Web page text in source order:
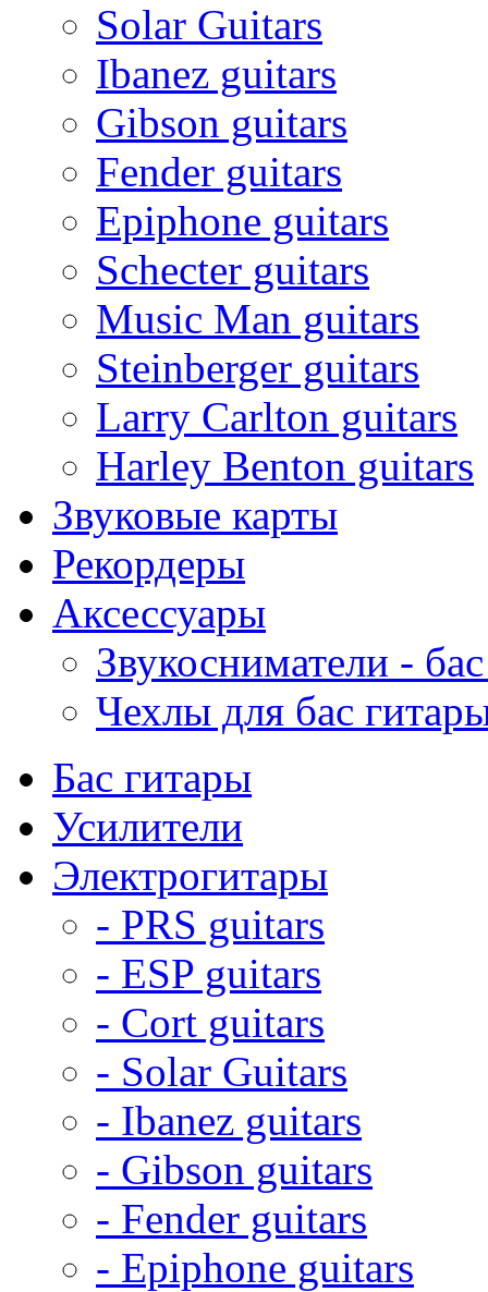
Solar Guitars
Ibanez guitars
Gibson guitars
Fender guitars
Epiphone guitars
Schecter guitars
Music Man guitars
Steinberger guitars
Larry Carlton guitars
Harley Benton guitars
Звуковые карты
Рекордеры
Аксессуары
Звукосниматели -
Чехлы для бас
Бас гитары
Усилители
Электрогитары
- PRS guitars
- ESP guitars
- Cort guitars
- Solar Guitars
- Ibanez guitars
- Gibson guitars
- Fender guitars
- Epiphone guitars